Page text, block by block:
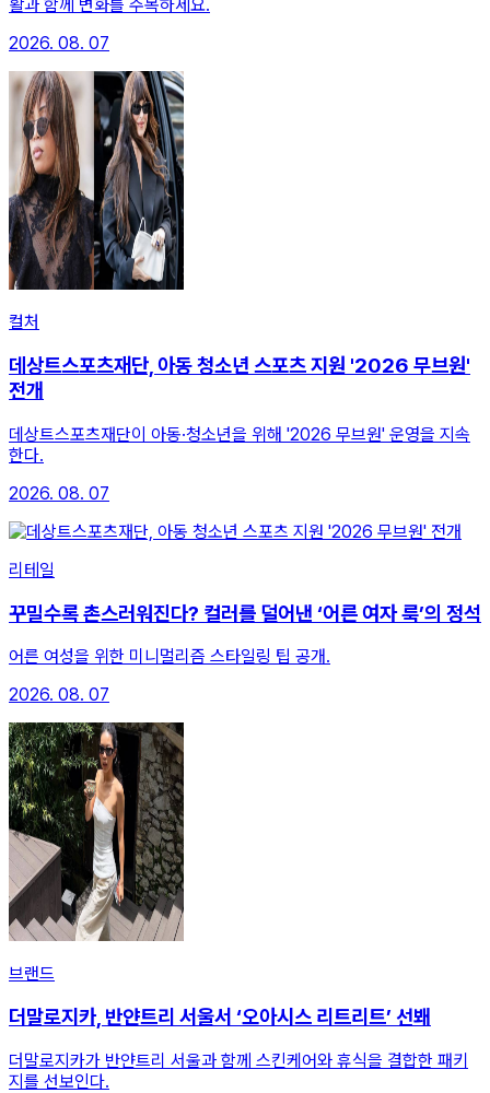
활과 함께 변화를 주목하세요.
2026. 08. 07
컬처
데상트스포츠재단, 아동 청소년 스포츠 지원 '2026 무브원'
전개
데상트스포츠재단이 아동·청소년을 위해 '2026 무브원' 운영을 지속
한다.
2026. 08. 07
리테일
꾸밀수록 촌스러워진다? 컬러를 덜어낸 ‘어른 여자 룩’의 정석
어른 여성을 위한 미니멀리즘 스타일링 팁 공개.
2026. 08. 07
브랜드
더말로지카, 반얀트리 서울서 ‘오아시스 리트리트’ 선봬
더말로지카가 반얀트리 서울과 함께 스킨케어와 휴식을 결합한 패키
지를 선보인다.